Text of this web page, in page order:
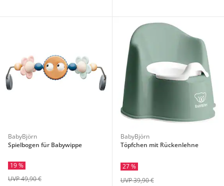
BabyBjörn
Spielbogen für Babywippe
19 %
UVP 49,90 €
BabyBjörn
Töpfchen mit Rückenlehne
27 %
UVP 39,90 €